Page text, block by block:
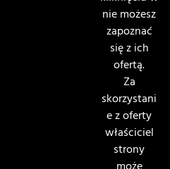
nie możesz
zapoznać
się z ich
ofertą.
Za
skorzystani
e z oferty
właściciel
strony